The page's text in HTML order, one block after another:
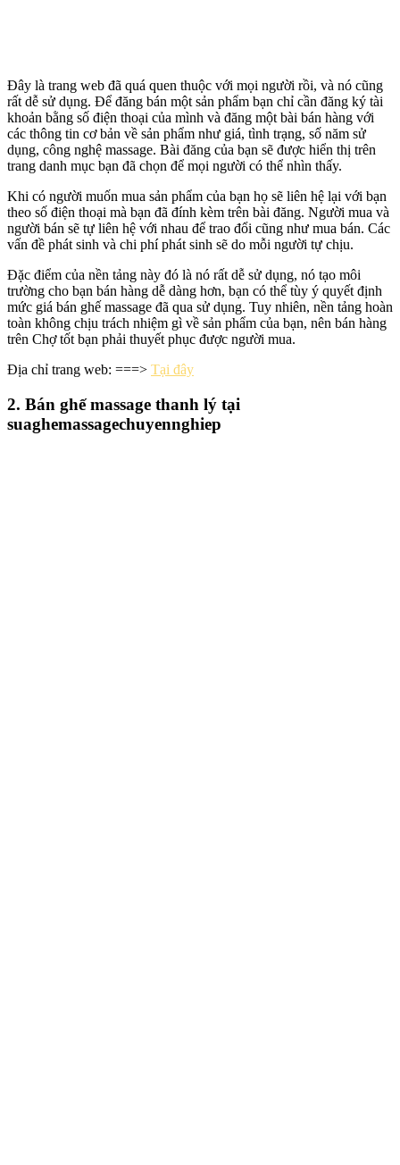
Đây là trang web đã quá quen thuộc với mọi người rồi, và nó cũng
rất dễ sử dụng. Để đăng bán một sản phẩm bạn chỉ cần đăng ký tài
khoản bằng số điện thoại của mình và đăng một bài bán hàng với
các thông tin cơ bản về sản phẩm như giá, tình trạng, số năm sử
dụng, công nghệ massage. Bài đăng của bạn sẽ được hiển thị trên
trang danh mục bạn đã chọn để mọi người có thể nhìn thấy.
Khi có người muốn mua sản phẩm của bạn họ sẽ liên hệ lại với bạn
theo số điện thoại mà bạn đã đính kèm trên bài đăng. Người mua và
người bán sẽ tự liên hệ với nhau để trao đổi cũng như mua bán. Các
vấn đề phát sinh và chi phí phát sinh sẽ do mỗi người tự chịu.
Đặc điểm của nền tảng này đó là nó rất dễ sử dụng, nó tạo môi
trường cho bạn bán hàng dễ dàng hơn, bạn có thể tùy ý quyết định
mức giá bán ghế massage đã qua sử dụng. Tuy nhiên, nền tảng hoàn
toàn không chịu trách nhiệm gì về sản phẩm của bạn, nên bán hàng
trên Chợ tốt bạn phải thuyết phục được người mua.
Địa chỉ trang web: ===> Tại đây
2. Bán ghế massage thanh lý tại
suaghemassagechuyennghiep